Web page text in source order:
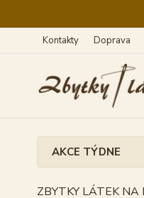
Kontakty Doprava
AKCE TÝDNE
ZBYTKY LÁTEK NA